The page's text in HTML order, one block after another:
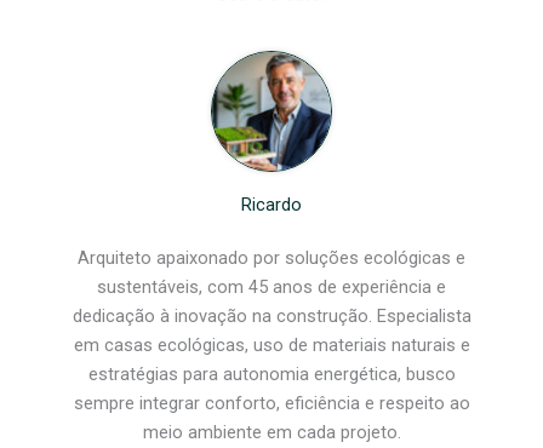
Ricardo
Arquiteto apaixonado por soluções ecológicas e
sustentáveis, com 45 anos de experiência e
dedicação à inovação na construção. Especialista
em casas ecológicas, uso de materiais naturais e
estratégias para autonomia energética, busco
sempre integrar conforto, eficiência e respeito ao
meio ambiente em cada projeto.